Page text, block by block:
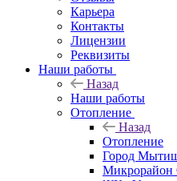
Карьера
Контакты
Лицензии
Реквизиты
Наши работы
Назад
Наши работы
Отопление
Назад
Отопление
Город
Микрорайон